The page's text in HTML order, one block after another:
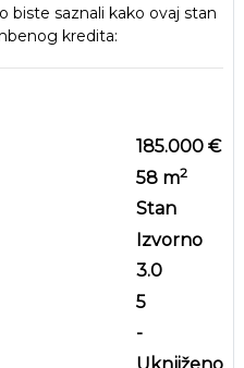
biste saznali kako ovaj stan
kredita:
185.000 €
58 m2
Stan
Izvorno
3.0
5
-
Uknjiženo